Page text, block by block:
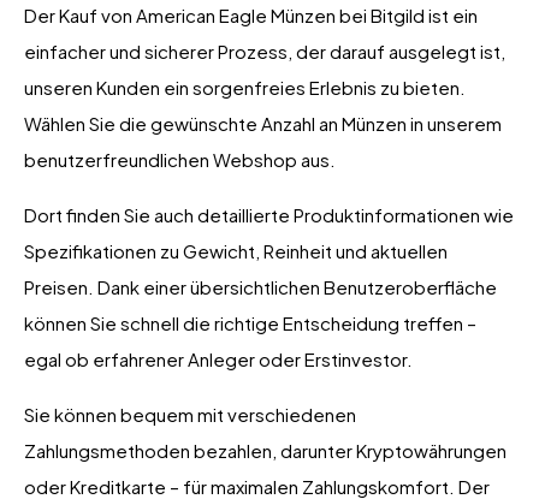
Der Kauf von American Eagle Münzen bei Bitgild ist ein
einfacher und sicherer Prozess, der darauf ausgelegt ist,
unseren Kunden ein sorgenfreies Erlebnis zu bieten.
Wählen Sie die gewünschte Anzahl an Münzen in unserem
benutzerfreundlichen Webshop aus.
Dort finden Sie auch detaillierte Produktinformationen wie
Spezifikationen zu Gewicht, Reinheit und aktuellen
Preisen. Dank einer übersichtlichen Benutzeroberfläche
können Sie schnell die richtige Entscheidung treffen –
egal ob erfahrener Anleger oder Erstinvestor.
Sie können bequem mit verschiedenen
Zahlungsmethoden bezahlen, darunter Kryptowährungen
oder Kreditkarte – für maximalen Zahlungskomfort. Der